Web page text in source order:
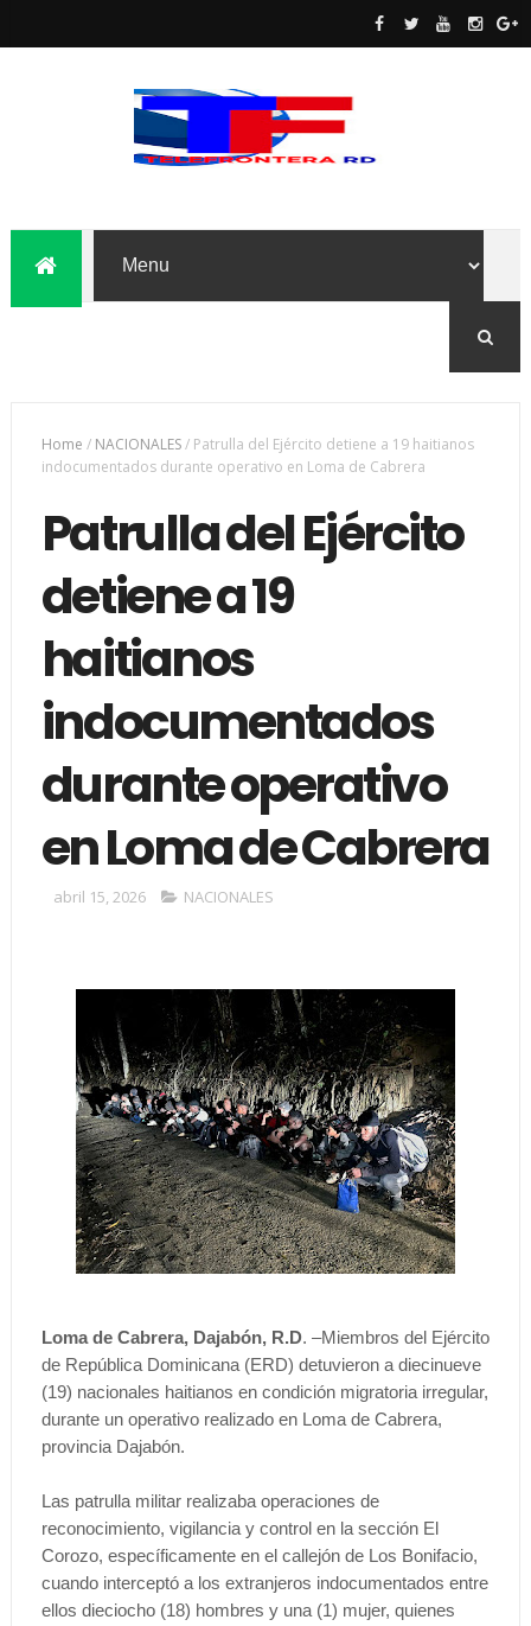
Home / NACIONALES/ Patrulla del Ejército detiene a 19 haitianos
indocumentados durante operativo en Loma de Cabrera
Patrulla del Ejército
detiene a 19
haitianos
indocumentados
durante operativo
en Loma de Cabrera
abril 15, 2026 NACIONALES
Loma de Cabrera, Dajabón, R.D. –Miembros del Ejército
de República Dominicana (ERD) detuvieron a diecinueve
(19) nacionales haitianos en condición migratoria irregular,
durante un operativo realizado en Loma de Cabrera,
provincia Dajabón.
Las patrulla militar realizaba operaciones de
reconocimiento, vigilancia y control en la sección El
Corozo, específicamente en el callejón de Los Bonifacio,
cuando interceptó a los extranjeros indocumentados entre
ellos dieciocho (18) hombres y una (1) mujer, quienes